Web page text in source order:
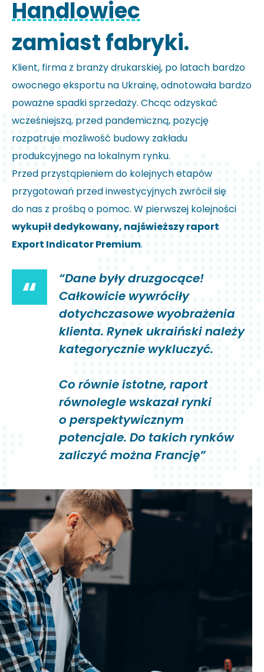
Handlowiec
zamiast fabryki.
Klient, firma z branży drukarskiej, po latach bardzo
owocnego eksportu na Ukrainę, odnotowała bardzo
poważne spadki sprzedaży. Chcąc odzyskać
wcześniejszą, przed pandemiczną, pozycję
rozpatruje możliwość budowy zakładu
produkcyjnego na lokalnym rynku.
Przed przystąpieniem do kolejnych etapów
przygotowań przed inwestycyjnych zwrócił się
do nas z prośbą o pomoc. W pierwszej kolejności
wykupił dedykowany, najświeższy raport
Export Indicator Premium.
“
“Dane były druzgocące!
Całkowicie wywróciły
dotychczasowe wyobrażenia
klienta. Rynek ukraiński należy
kategorycznie wykluczyć.
Co równie istotne, raport
równolegle wskazał rynki
o perspektywicznym
potencjale. Do takich rynków
zaliczyć można Francję”